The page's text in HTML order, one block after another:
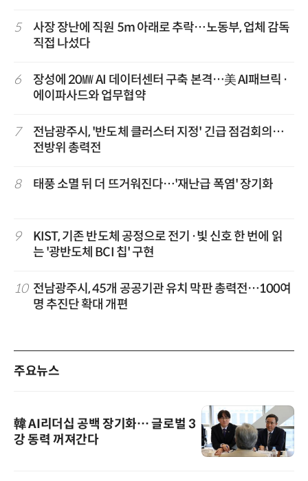
5
사장 장난에 직원 5m 아래로 추락…노동부, 업체 감독
직접 나섰다
6
장성에 20㎿ AI 데이터센터 구축 본격…美 AI패브릭·
에이파사드와 업무협약
7
전남광주시, '반도체 클러스터 지정' 긴급 점검회의…
전방위 총력전
8 태풍 소멸 뒤 더 뜨거워진다…'재난급 폭염' 장기화
9
KIST, 기존 반도체 공정으로 전기·빛 신호 한 번에 읽
는 '광반도체 BCI 칩' 구현
10 전남광주시, 45개 공공기관 유치 막판 총력전…100여
명 추진단 확대 개편
주요뉴스
韓 AI리더십 공백 장기화… 글로벌 3
강 동력 꺼져간다